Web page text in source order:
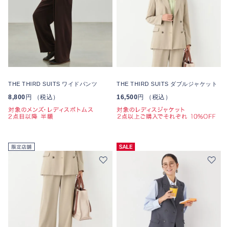
THE THIRD SUITS ワイドパンツ
8,800 円 （税込）
THE THIRD SUITS ダブルジャケット
16,500円 （税込）